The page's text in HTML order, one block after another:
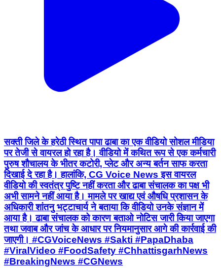
सक्ती जिले के हरेठी स्थित पापा ढाबा का एक वीडियो सोशल मीडिया
पर तेजी से वायरल हो रहा है। वीडियो में कथित रूप से एक कर्मचारी
पुरुष शौचालय के भीतर कटोरी, प्लेट और अन्य बर्तन साफ करता
दिखाई दे रहा है। हालांकि, CG Voice News इस वायरल
वीडियो की स्वतंत्र पुष्टि नहीं करता और ढाबा संचालक का पक्ष भी
अभी सामने नहीं आया है। मामले पर खाद्य एवं औषधि प्रशासन के
अधिकारी शांतनु भट्टाचार्य ने बताया कि वीडियो उनके संज्ञान में
आया है। ढाबा संचालक को कारण बताओ नोटिस जारी किया जाएगा
तथा जवाब और जांच के आधार पर नियमानुसार आगे की कार्रवाई की
जाएगी। #CGVoiceNews #Sakti #PapaDhaba
#ViralVideo #FoodSafety #ChhattisgarhNews
#BreakingNews #CGNews